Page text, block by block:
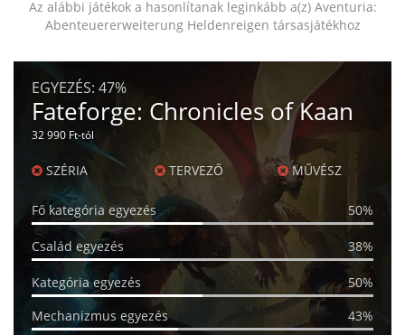
Az alábbi játékok a hasonlítanak leginkább a(z) Aventuria:
Abenteuererweiterung Heldenreigen társasjátékhoz
EGYEZÉS: 47%
Fateforge: Chronicles of Kaan
32 990 Ft-tól
SZÉRIA TERVEZŐ MŰVÉSZ
Fő kategória egyezés 50%
Család egyezés 38%
Kategória egyezés
50%
Mechanizmus egyezés
43%